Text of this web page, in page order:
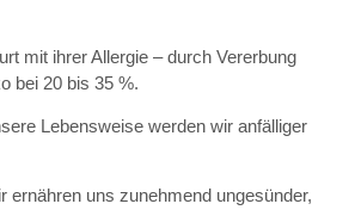
mit ihrer Allergie – durch Vererbung
bei 20 bis 35 %.
Lebensweise werden wir anfälliger
ernähren uns zunehmend ungesünder,